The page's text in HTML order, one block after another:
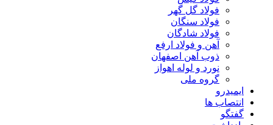
فولاد گل گهر
فولاد سنگان
فولاد شادگان
آهن و فولاد ارفع
ذوب آهن اصفهان
نورد و لوله اهواز
گروه ملی
ایمیدرو
انتصاب ها
گفتگو